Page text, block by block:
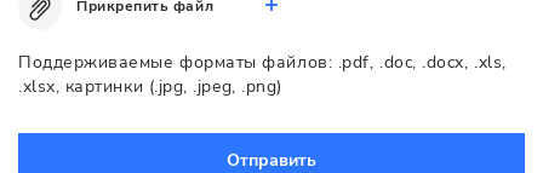
Прикрепить файл
Поддерживаемые форматы файлов: .pdf, .doc, .docx, .xls,
.xlsx, картинки (.jpg, .jpeg, .png)
Отправить